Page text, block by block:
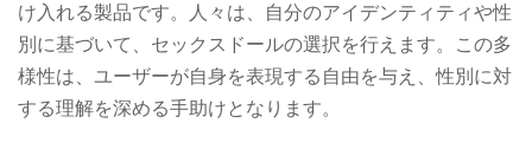
け入れる製品です。人々は、自分のアイデンティティや性
別に基づいて、セックスドールの選択を行えます。この多
様性は、ユーザーが自身を表現する自由を与え、性別に対
する理解を深める手助けとなります。